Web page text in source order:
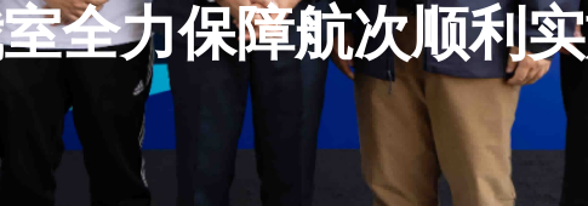
全力保障航次顺利